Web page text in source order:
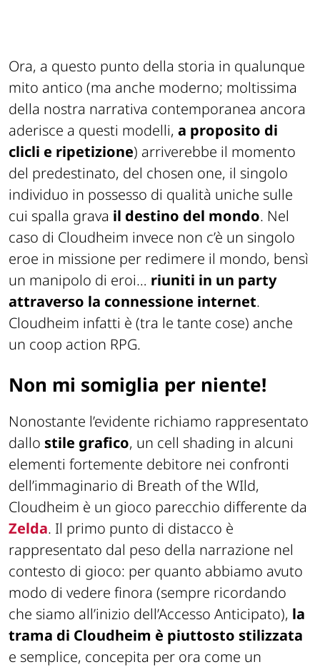
Ora, a questo punto della storia in qualunque
mito antico (ma anche moderno; moltissima
della nostra narrativa contemporanea ancora
aderisce a questi modelli, a proposito di
clicli e ripetizione) arriverebbe il momento
del predestinato, del chosen one, il singolo
individuo in possesso di qualità uniche sulle
cui spalla grava il destino del mondo. Nel
caso di Cloudheim invece non c’è un singolo
eroe in missione per redimere il mondo, bensì
un manipolo di eroi… riuniti in un party
attraverso la connessione internet.
Cloudheim infatti è (tra le tante cose) anche
un coop action RPG.
Non mi somiglia per niente!
Nonostante l’evidente richiamo rappresentato
dallo stile grafico, un cell shading in alcuni
elementi fortemente debitore nei confronti
dell’immaginario di Breath of the WIld,
Cloudheim è un gioco parecchio differente da
Zelda. Il primo punto di distacco è
rappresentato dal peso della narrazione nel
contesto di gioco: per quanto abbiamo avuto
modo di vedere finora (sempre ricordando
che siamo all’inizio dell’Accesso Anticipato), la
trama di Cloudheim è piuttosto stilizzata
e semplice, concepita per ora come un